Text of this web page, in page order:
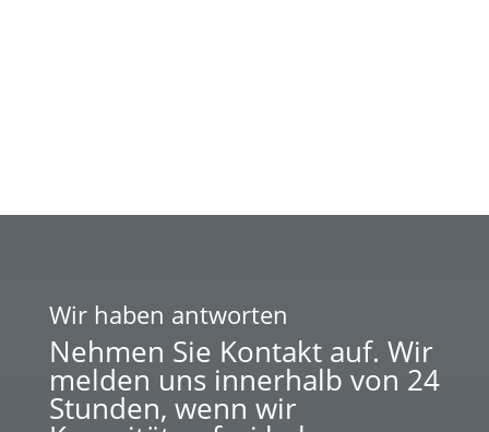
Wir haben antworten
Nehmen Sie Kontakt auf. Wir
melden uns innerhalb von 24
Stunden, wenn wir